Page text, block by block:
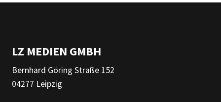
LZ MEDIEN GMBH
Bernhard Göring Straße 152
04277 Leipzig